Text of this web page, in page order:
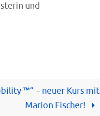
und
™️“ – neuer Kurs mit
Marion Fischer!